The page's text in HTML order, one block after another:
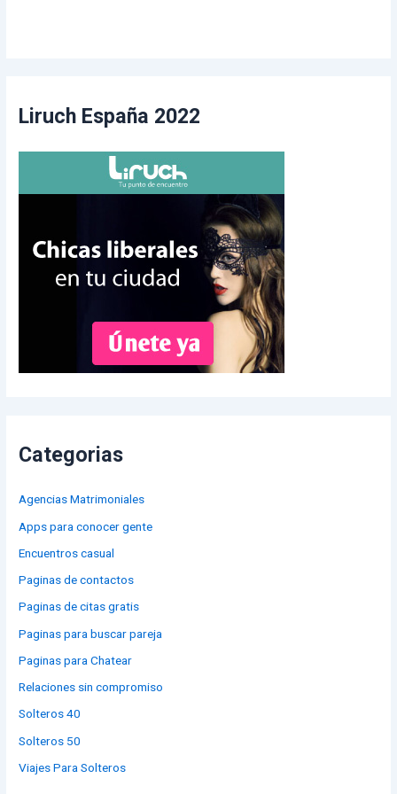
Liruch España 2022
Categorias
Agencias Matrimoniales
Apps para conocer gente
Encuentros casual
Paginas de contactos
Paginas de citas gratis
Paginas para buscar pareja
Paginas para Chatear
Relaciones sin compromiso
Solteros 40
Solteros 50
Viajes Para Solteros